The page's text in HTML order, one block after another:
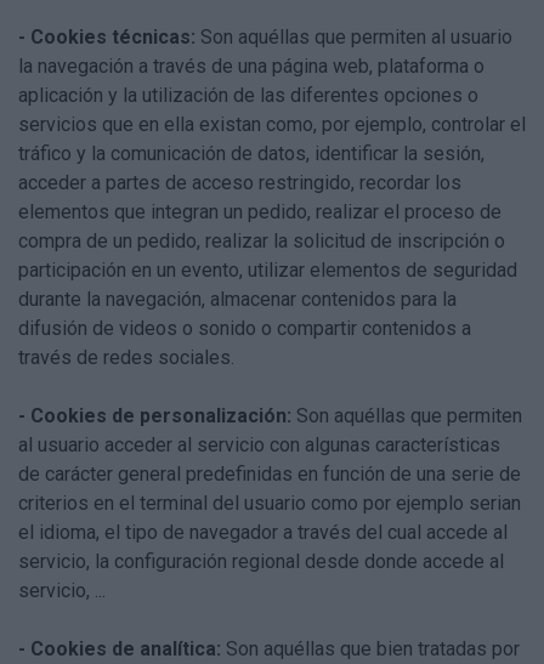
- Cookies técnicas: Son aquéllas que permiten al usuario
la navegación a través de una página web, plataforma o
aplicación y la utilización de las diferentes opciones o
servicios que en ella existan como, por ejemplo, controlar el
tráfico y la comunicación de datos, identificar la sesión,
acceder a partes de acceso restringido, recordar los
elementos que integran un pedido, realizar el proceso de
compra de un pedido, realizar la solicitud de inscripción o
participación en un evento, utilizar elementos de seguridad
durante la navegación, almacenar contenidos para la
difusión de videos o sonido o compartir contenidos a
través de redes sociales.
- Cookies de personalización: Son aquéllas que permiten
al usuario acceder al servicio con algunas características
de carácter general predefinidas en función de una serie de
criterios en el terminal del usuario como por ejemplo serian
el idioma, el tipo de navegador a través del cual accede al
servicio, la configuración regional desde donde accede al
servicio, ...
- Cookies de analítica: Son aquéllas que bien tratadas por